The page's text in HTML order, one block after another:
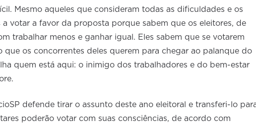
Mesmo aqueles que consideram todas as dificuldades e os
votar a favor da proposta porque sabem que os eleitores, de
trabalhar menos e ganhar igual. Eles sabem que se votarem
que os concorrentes deles querem para chegar ao palanque do
quem está aqui: o inimigo dos trabalhadores e do bem-estar
defende tirar o assunto deste ano eleitoral e transferi-lo
poderão votar com suas consciências, de acordo com